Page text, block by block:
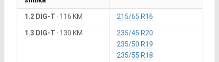
1.2 DIG-T · 116 KM 215/65 R16
1.3 DIG-T · 130 KM
235/45 R20
235/50 R19
235/55 R18